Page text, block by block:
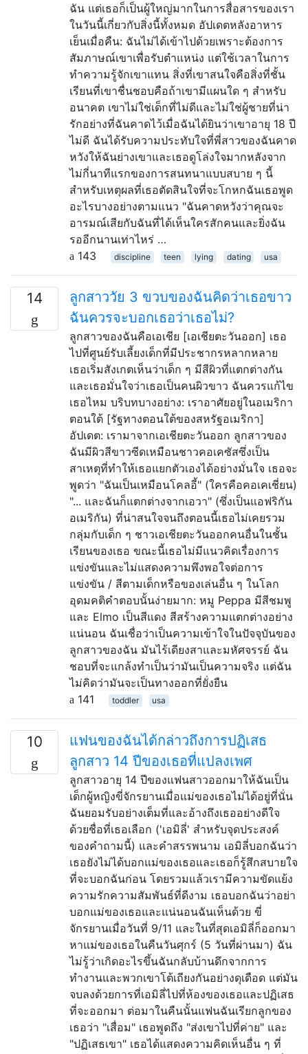
ฉัน แต่เธอก็เป็นผู้ใหญ่มากในการสื่อสารของเรา
ในวันนี้เกี่ยวกับสิ่งนี้ทั้งหมด อัปเดตหลังอาหาร
เย็นเมื่อคืน: ฉันไม่ได้เข้าไปด้วยเพราะต้องการ
สัมภาษณ์เขาเพื่อรับตำแหน่ง แต่ใช้เวลาในการ
ทำความรู้จักเขาแทน สิ่งที่เขาสนใจคือสิ่งที่ชั้น
เรียนที่เขาชื่นชอบคือถ้าเขามีแผนใด ๆ สำหรับ
อนาคต เขาไม่ใช่เด็กที่ไม่ดีและไม่ใช่ผู้ชายที่น่า
รักอย่างที่ฉันคาดไว้เมื่อฉันได้ยินว่าเขาอายุ 18 ปี
ไม่ดี ฉันได้รับความประทับใจที่พี่สาวของฉันคาด
หวังให้ฉันย่างเขาและเธอดูโล่งใจมากหลังจาก
ไม่กี่นาทีแรกของการสนทนาแบบสบาย ๆ นี้
สำหรับเหตุผลที่เธอตัดสินใจที่จะโกหกฉันเธอพูด
อะไรบางอย่างตามแนว "ฉันคาดหวังว่าคุณจะ
อารมณ์เสียกับฉันที่ได้เห็นใครสักคนและยิ่งฉัน
รออีกนานเท่าไหร่ …
143
discipline teen lying dating usa
14
ลูกสาววัย 3 ขวบของฉันคิดว่าเธอขาว
ฉันควรจะบอกเธอว่าเธอไม่?
ลูกสาวของฉันคือเอเชีย [เอเชียตะวันออก] เธอ
ไปที่ศูนย์รับเลี้ยงเด็กที่มีประชากรหลากหลาย
เธอเริ่มสังเกตเห็นว่าเด็ก ๆ มีสีผิวที่แตกต่างกัน
และเธอมั่นใจว่าเธอเป็นคนผิวขาว ฉันควรแก้ไข
เธอไหม บริบทบางอย่าง: เราอาศัยอยู่ในอเมริกา
ตอนใต้ [รัฐทางตอนใต้ของสหรัฐอเมริกา]
อัปเดต: เรามาจากเอเชียตะวันออก ลูกสาวของ
ฉันมีผิวสีขาวซีดเหมือนชาวคอเคซัสซึ่งเป็น
สาเหตุที่ทำให้เธอแยกตัวเองได้อย่างมั่นใจ เธอจะ
พูดว่า "ฉันเป็นเหมือนโคลอี้" (ใครคือคอเคเชี่ยน)
"... และฉันก็แตกต่างจากเอวา" (ซึ่งเป็นแอฟริกัน
อเมริกัน) ที่น่าสนใจจนถึงตอนนี้เธอไม่เคยรวม
กลุ่มกับเด็ก ๆ ชาวเอเชียตะวันออกคนอื่นในชั้น
เรียนของเธอ ขณะนี้เธอไม่มีแนวคิดเรื่องการ
แข่งขันและไม่แสดงความพึงพอใจต่อการ
แข่งขัน / สีตามเด็กหรือของเล่นอื่น ๆ ในโลก
อุดมคติคำตอบนั้นง่ายมาก: หมู Peppa มีสีชมพู
และ Elmo เป็นสีแดง สีสร้างความแตกต่างอย่าง
แน่นอน ฉันเชื่อว่าเป็นความเข้าใจในปัจจุบันของ
ลูกสาวของฉัน มันไร้เดียงสาและมหัศจรรย์ ฉัน
ชอบที่จะแกล้งทำเป็นว่ามันเป็นความจริง แต่ฉัน
ไม่คิดว่ามันจะเป็นทางออกที่ยั่งยืน
141
toddler usa
10
แฟนของฉันได้กล่าวถึงการปฏิเสธ
ลูกสาว 14 ปีของเธอที่แปลงเพศ
ลูกสาวอายุ 14 ปีของแฟนสาวออกมาให้ฉันเป็น
เด็กผู้หญิงขี่จักรยานเมื่อแม่ของเธอไม่ได้อยู่ที่นั่น
ฉันยอมรับอย่างเต็มที่และอ้างถึงเธออย่างดีใจ
ด้วยชื่อที่เธอเลือก ('เอมิลี่' สำหรับจุดประสงค์
ของคำถามนี้) และคำสรรพนาม เอมิลี่บอกฉันว่า
เธอยังไม่ได้บอกแม่ของเธอและเธอก็รู้สึกสบายใจ
ที่จะบอกฉันก่อน โดยรวมแล้วเรามีความขัดแย้ง
ความรักความสัมพันธ์ที่ดีงาม เธอบอกฉันว่าอย่า
บอกแม่ของเธอและแน่นอนฉันเห็นด้วย ขี่
จักรยานเมื่อวันที่ 9/11 และในที่สุดเอมิลี่ก็ออกมา
หาแม่ของเธอในคืนวันศุกร์ (5 วันที่ผ่านมา) ฉัน
ไม่รู้ว่าเกิดอะไรขึ้นฉันกลับบ้านดึกจากการ
ทำงานและพวกเขาโต้เถียงกันอย่างดุเดือด แต่มัน
จบลงด้วยการที่เอมิลี่ไปที่ห้องของเธอและปฏิเสธ
ที่จะออกมา ต่อมาในคืนนั้นแฟนฉันเรียกลูกของ
เธอว่า "เสื่อม" เธอพูดถึง "ส่งเขาไปที่ค่าย" และ
"ปฏิเสธเขา" เธอได้แสดงความคิดเห็นอื่น ๆ ที่